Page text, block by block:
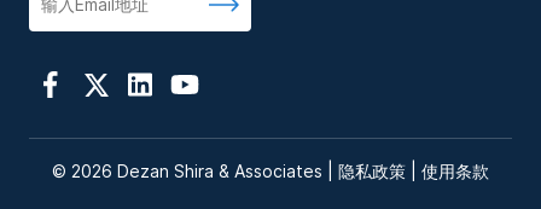
© 2026 Dezan Shira & Associates | 隐私政策 使用条款